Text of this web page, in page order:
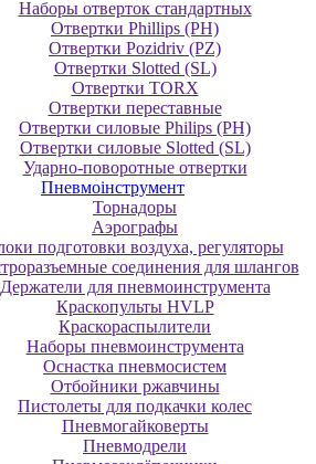
Наборы отверток стандартных
Отвертки Phillips (PH)
Отвертки Pozidriv (PZ)
Отвертки Slotted (SL)
Отвертки TORX
Отвертки переставные
Отвертки силовые Philips (PH)
Отвертки силовые Slotted (SL)
Ударно-поворотные отвертки
Пневмоінструмент
Topнaдopы
Аэрографы
подготовки воздуха, регуляторы
соединения для шлангов
Держатели для пневмоинструмента
Краскопульты HVLP
Краскораспылители
Наборы пневмоинструмента
Оснастка пневмосистем
Отбойники ржавчины
Пистолеты для подкачки колес
Пневмогайковерты
Пневмодрели